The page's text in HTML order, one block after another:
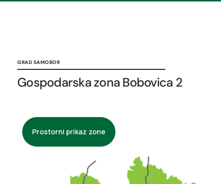
GRAD SAMOBOR
Gospodarska zona Bobovica 2
Prostorni prikaz zone